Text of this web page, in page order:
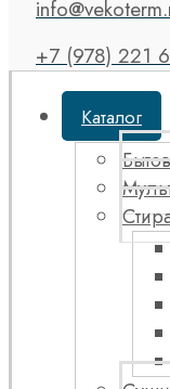
+7 (978) 221
Каталог